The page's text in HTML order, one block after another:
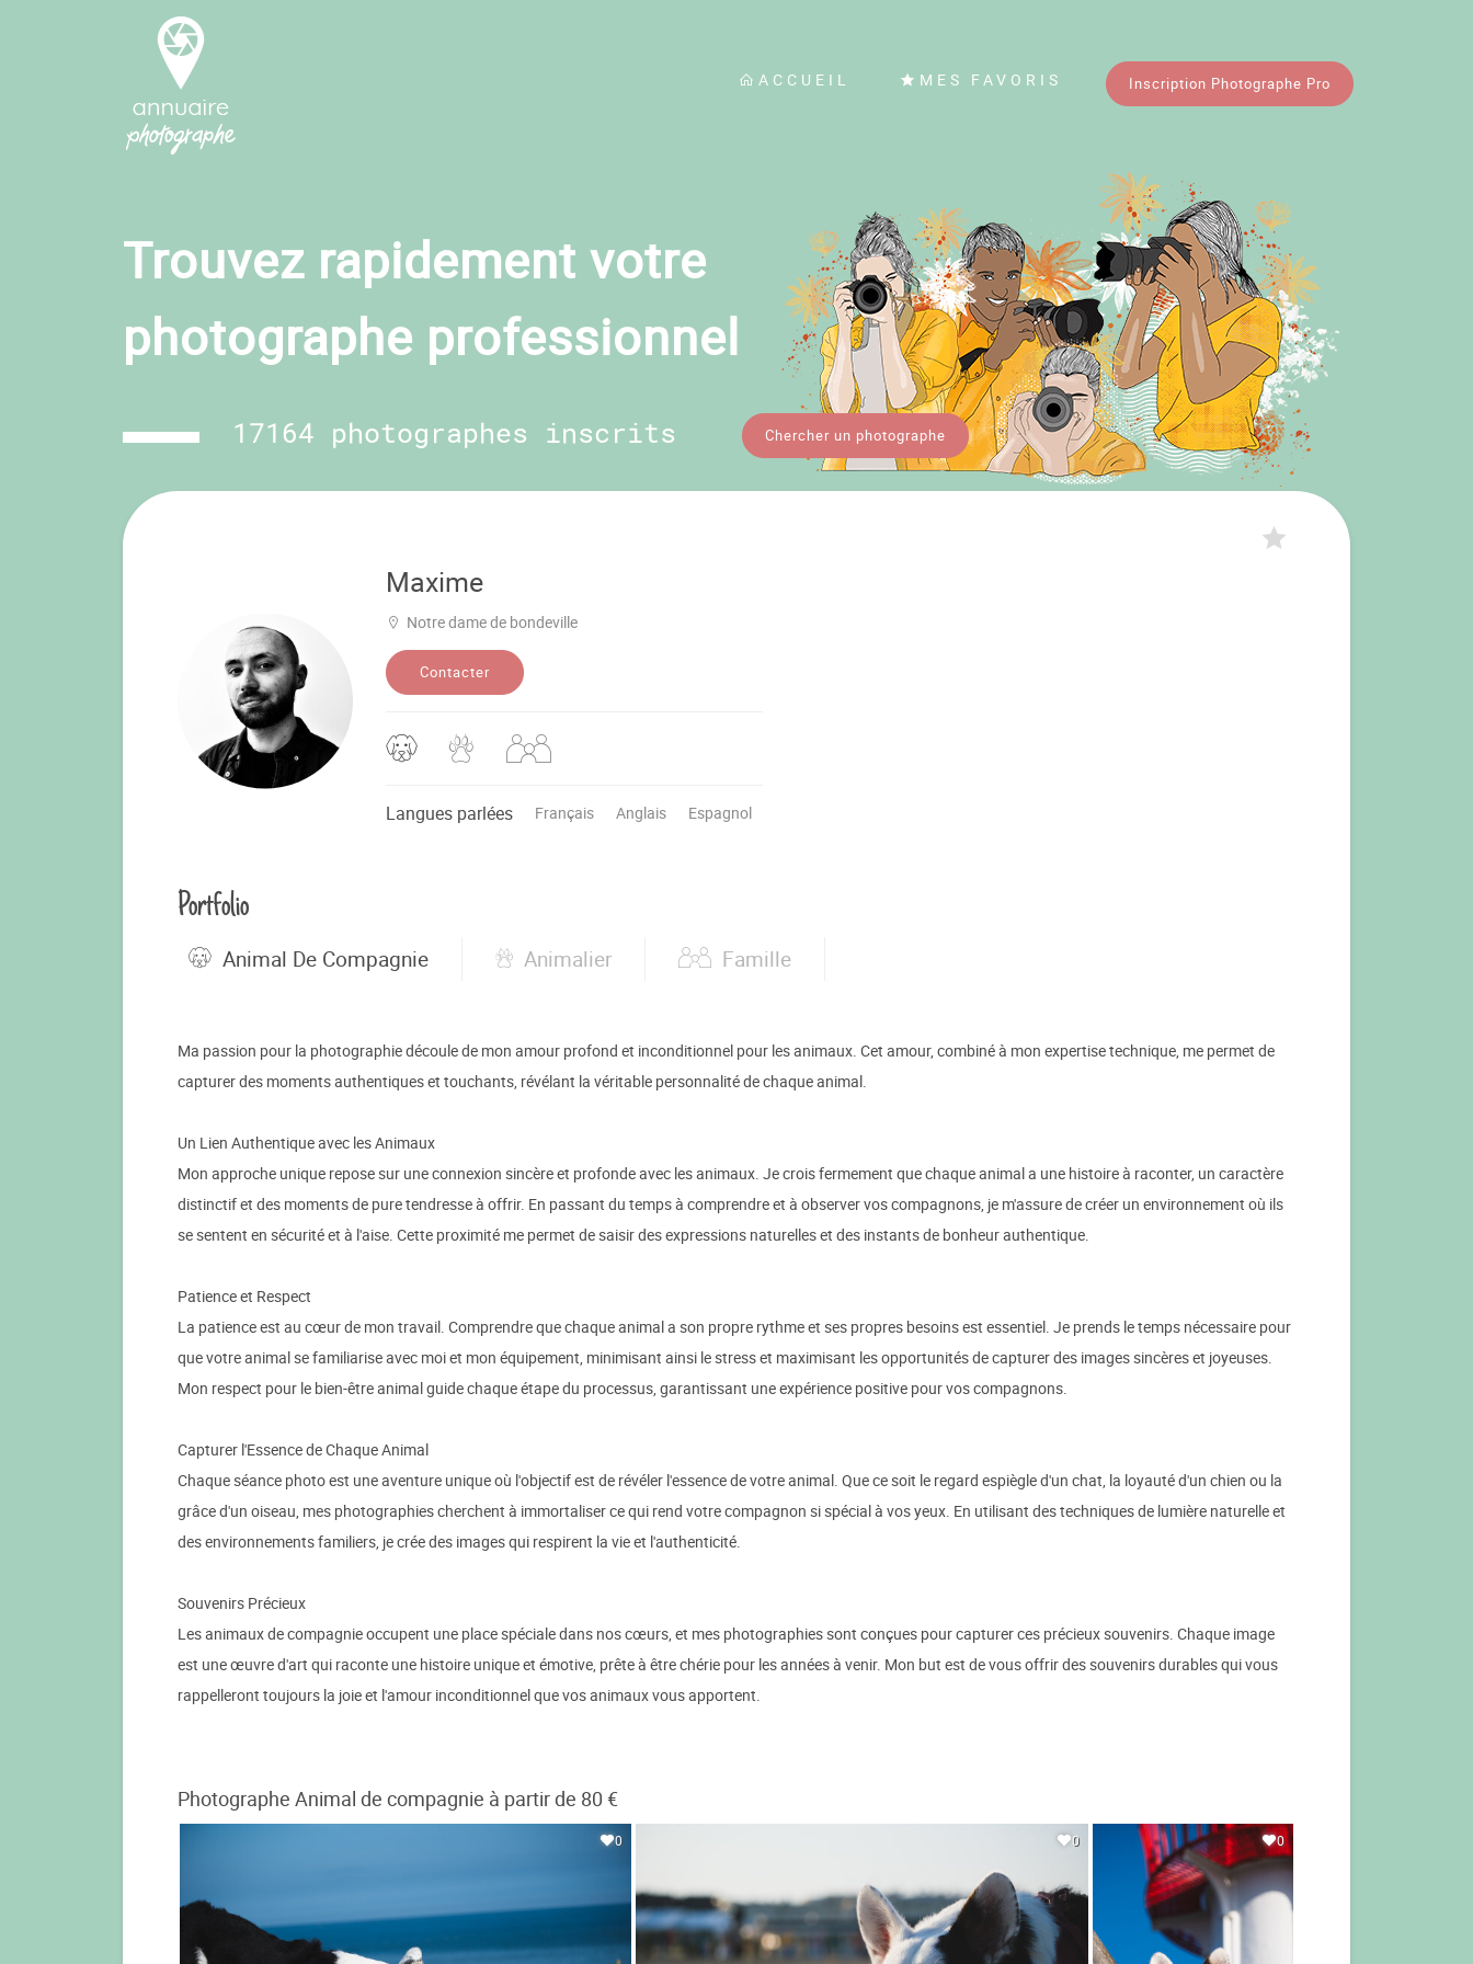
ACCUEIL MES FAVORIS Inscription Photographe Pro
Trouvez rapidement votre
photographe professionnel
17164 photographes inscrits Chercher un photographe
Maxime
Notre dame de bondeville
Contacter
Langues parlées Français Anglais Espagnol
Portfolio
Animal De Compagnie Animalier Famille
Ma passion pour la photographie découle de mon amour profond et inconditionnel pour les animaux. Cet amour, combiné à mon expertise technique, me permet de
capturer des moments authentiques et touchants, révélant la véritable personnalité de chaque animal.
Un Lien Authentique avec les Animaux
Mon approche unique repose sur une connexion sincère et profonde avec les animaux. Je crois fermement que chaque animal a une histoire à raconter, un caractère
distinctif et des moments de pure tendresse à offrir. En passant du temps à comprendre et à observer vos compagnons, je m'assure de créer un environnement où ils
se sentent en sécurité et à l'aise. Cette proximité me permet de saisir des expressions naturelles et des instants de bonheur authentique.
Patience et Respect
La patience est au cœur de mon travail. Comprendre que chaque animal a son propre rythme et ses propres besoins est essentiel. Je prends le temps nécessaire pour
que votre animal se familiarise avec moi et mon équipement, minimisant ainsi le stress et maximisant les opportunités de capturer des images sincères et joyeuses.
Mon respect pour le bien-être animal guide chaque étape du processus, garantissant une expérience positive pour vos compagnons.
Capturer l'Essence de Chaque Animal
Chaque séance photo est une aventure unique où l'objectif est de révéler l'essence de votre animal. Que ce soit le regard espiègle d'un chat, la loyauté d'un chien ou la
grâce d'un oiseau, mes photographies cherchent à immortaliser ce qui rend votre compagnon si spécial à vos yeux. En utilisant des techniques de lumière naturelle et
des environnements familiers, je crée des images qui respirent la vie et l'authenticité.
Souvenirs Précieux
Les animaux de compagnie occupent une place spéciale dans nos cœurs, et mes photographies sont conçues pour capturer ces précieux souvenirs. Chaque image
est une œuvre d'art qui raconte une histoire unique et émotive, prête à être chérie pour les années à venir. Mon but est de vous offrir des souvenirs durables qui vous
rappelleront toujours la joie et l'amour inconditionnel que vos animaux vous apportent.
Photographe Animal de compagnie à partir de 80 €
0 0 0